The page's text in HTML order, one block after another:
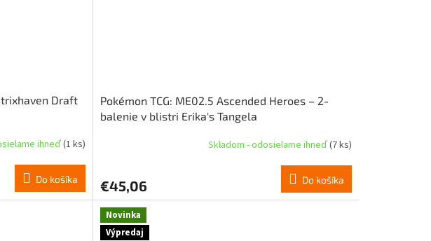
Draft
ihneď(1 ks)
Do košíka
Pokémon TCG: ME02.5 Ascended Heroes – 2-
balenie v blistri Erika's Tangela
Skladom - odosielame ihneď(7 ks)
€45,06 Do košíka
Novinka
Výpredaj